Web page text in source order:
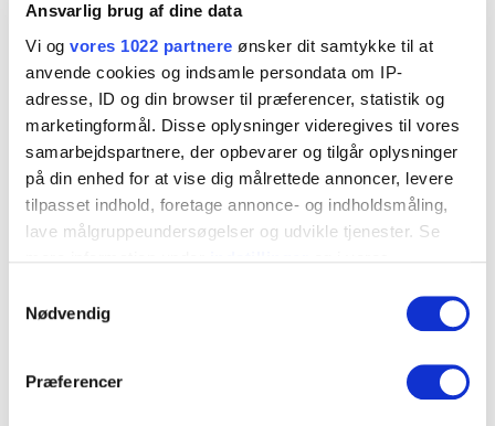
Ansvarlig brug af dine data
Vi og vores 1022 partnere ønsker dit samtykke til at
anvende cookies og indsamle persondata om IP-
adresse, ID og din browser til præferencer, statistik og
marketingformål. Disse oplysninger videregives til vores
samarbejdspartnere, der opbevarer og tilgår oplysninger
på din enhed for at vise dig målrettede annoncer, levere
tilpasset indhold, foretage annonce- og indholdsmåling,
lave målgruppeundersøgelser og udvikle tjenester. Se
tilbage eller ændre indstillinger fra vores
"Cookiedeklaration", eller ved at trykke på "Privacy
Nødvendig
Præferencer
Indv gevind
M10
Diameter Øje, mm
Materiale
Rustfrit stål A2
Korrosionsklasse
2424679
50